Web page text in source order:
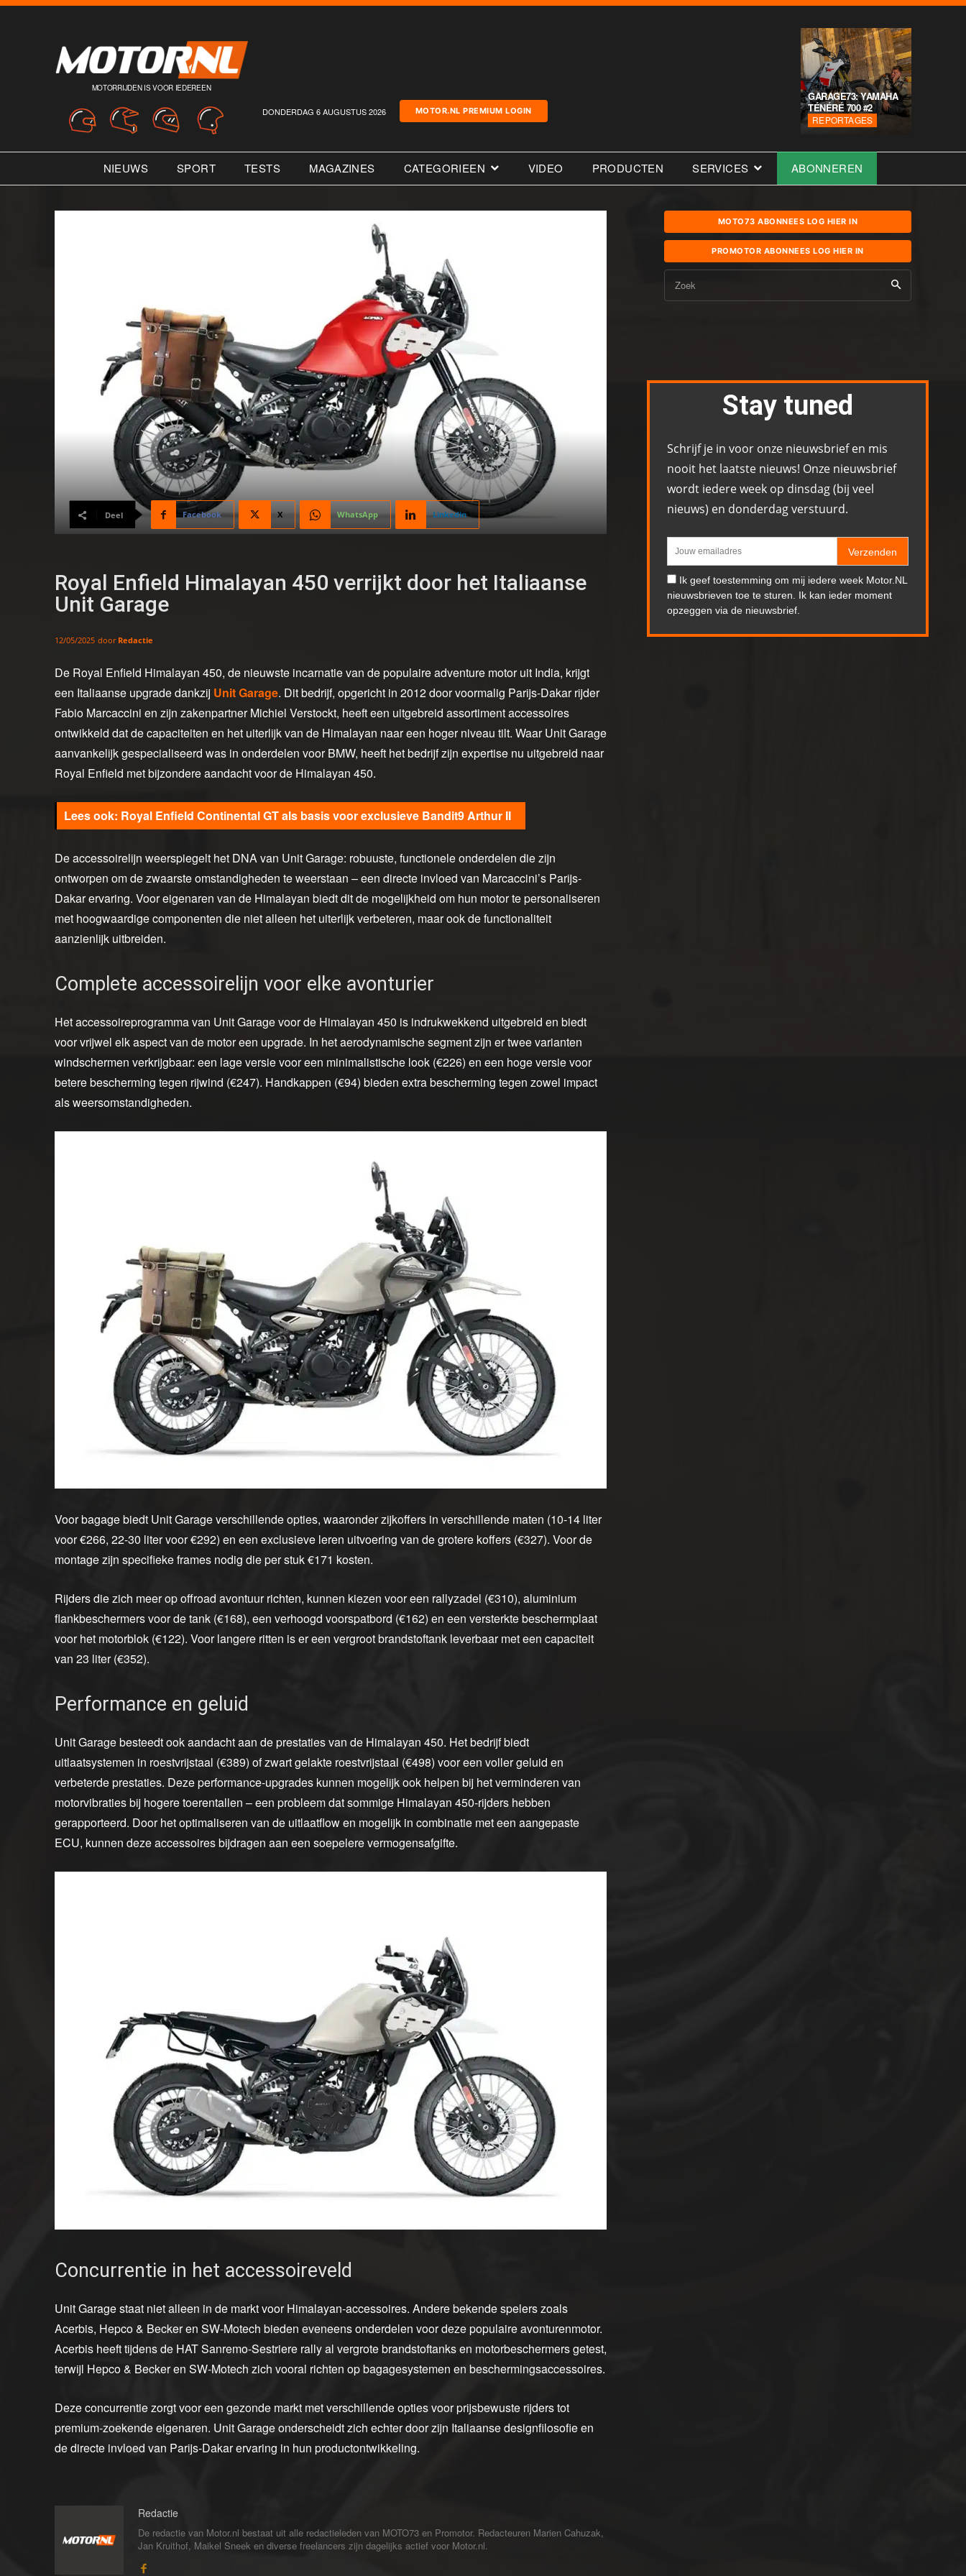
MOTORRIJDEN IS VOOR IEDEREEN
DONDERDAG 6 AUGUSTUS 2026 MOTOR.NL PREMIUM LOGIN
GARAGE73: YAMAHA
TÉNÉRÉ 700 #2
REPORTAGES
NIEUWS SPORT TESTS MAGAZINES CATEGORIEEN VIDEO PRODUCTEN SERVICES ABONNEREN
Deel Facebook X WhatsApp Linkedin
Royal Enfield Himalayan 450 verrijkt door het Italiaanse
Unit Garage
12/05/2025 door Redactie
De Royal Enfield Himalayan 450, de nieuwste incarnatie van de populaire adventure motor uit India, krijgt
een Italiaanse upgrade dankzij Unit Garage. Dit bedrijf, opgericht in 2012 door voormalig Parijs-Dakar rijder
Fabio Marcaccini en zijn zakenpartner Michiel Verstockt, heeft een uitgebreid assortiment accessoires
ontwikkeld dat de capaciteiten en het uiterlijk van de Himalayan naar een hoger niveau tilt. Waar Unit Garage
aanvankelijk gespecialiseerd was in onderdelen voor BMW, heeft het bedrijf zijn expertise nu uitgebreid naar
Royal Enfield met bijzondere aandacht voor de Himalayan 450.
Royal Enfield Continental GT als basis voor exclusieve Bandit9 Arthur II
De accessoirelijn weerspiegelt het DNA van Unit Garage: robuuste, functionele onderdelen die zijn
ontworpen om de zwaarste omstandigheden te weerstaan – een directe invloed van Marcaccini’s Parijs-
Dakar ervaring. Voor eigenaren van de Himalayan biedt dit de mogelijkheid om hun motor te personaliseren
met hoogwaardige componenten die niet alleen het uiterlijk verbeteren, maar ook de functionaliteit
aanzienlijk uitbreiden.
Complete accessoirelijn voor elke avonturier
Het accessoireprogramma van Unit Garage voor de Himalayan 450 is indrukwekkend uitgebreid en biedt
voor vrijwel elk aspect van de motor een upgrade. In het aerodynamische segment zijn er twee varianten
windschermen verkrijgbaar: een lage versie voor een minimalistische look (€226) en een hoge versie voor
betere bescherming tegen rijwind (€247). Handkappen (€94) bieden extra bescherming tegen zowel impact
als weersomstandigheden.
Voor bagage biedt Unit Garage verschillende opties, waaronder zijkoffers in verschillende maten (10-14 liter
voor €266, 22-30 liter voor €292) en een exclusieve leren uitvoering van de grotere koffers (€327). Voor de
montage zijn specifieke frames nodig die per stuk €171 kosten.
Rijders die zich meer op offroad avontuur richten, kunnen kiezen voor een rallyzadel (€310), aluminium
flankbeschermers voor de tank (€168), een verhoogd voorspatbord (€162) en een versterkte beschermplaat
voor het motorblok (€122). Voor langere ritten is er een vergroot brandstoftank leverbaar met een capaciteit
van 23 liter (€352).
Performance en geluid
Unit Garage besteedt ook aandacht aan de prestaties van de Himalayan 450. Het bedrijf biedt
uitlaatsystemen in roestvrijstaal (€389) of zwart gelakte roestvrijstaal (€498) voor een voller geluid en
verbeterde prestaties. Deze performance-upgrades kunnen mogelijk ook helpen bij het verminderen van
motorvibraties bij hogere toerentallen – een probleem dat sommige Himalayan 450-rijders hebben
gerapporteerd. Door het optimaliseren van de uitlaatflow en mogelijk in combinatie met een aangepaste
ECU, kunnen deze accessoires bijdragen aan een soepelere vermogensafgifte.
Concurrentie in het accessoireveld
Unit Garage staat niet alleen in de markt voor Himalayan-accessoires. Andere bekende spelers zoals
Acerbis, Hepco & Becker en SW-Motech bieden eveneens onderdelen voor deze populaire avonturenmotor.
Acerbis heeft tijdens de HAT Sanremo-Sestriere rally al vergrote brandstoftanks en motorbeschermers getest,
terwijl Hepco & Becker en SW-Motech zich vooral richten op bagagesystemen en beschermingsaccessoires.
Deze concurrentie zorgt voor een gezonde markt met verschillende opties voor prijsbewuste rijders tot
premium-zoekende eigenaren. Unit Garage onderscheidt zich echter door zijn Italiaanse designfilosofie en
de directe invloed van Parijs-Dakar ervaring in hun productontwikkeling.
Redactie
De redactie van Motor.nl bestaat uit alle redactieleden van MOTO73 en Promotor. Redacteuren Marien Cahuzak,
Jan Kruithof, Maikel Sneek en diverse freelancers zijn dagelijks actief voor Motor.nl.
MOTO73 ABONNEES LOG HIER IN
PROMOTOR ABONNEES LOG HIER IN
Zoek
Stay tuned
Schrijf je in voor onze nieuwsbrief en mis
nooit het laatste nieuws! Onze nieuwsbrief
wordt iedere week op dinsdag (bij veel
nieuws) en donderdag verstuurd.
Verzenden
Ik geef toestemming om mij iedere week Motor.NL
nieuwsbrieven toe te sturen. Ik kan ieder moment
opzeggen via de nieuwsbrief.